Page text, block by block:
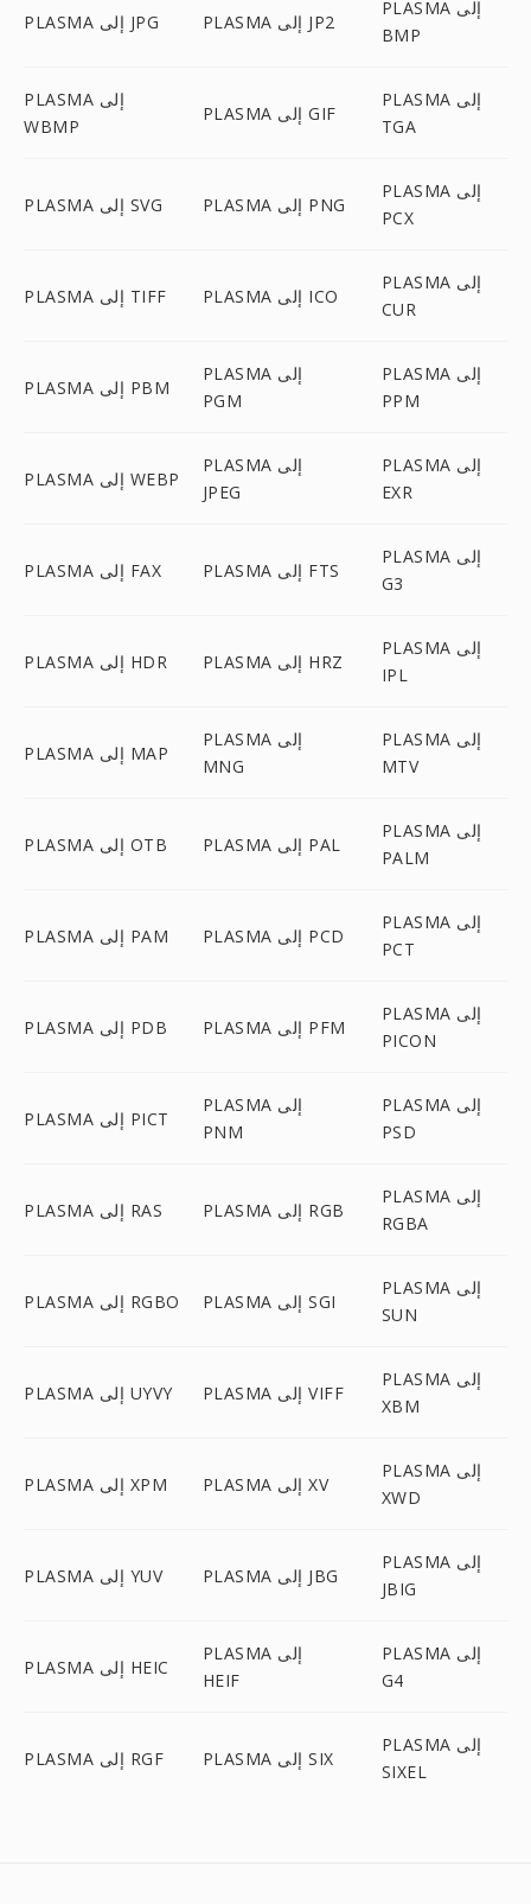
PLASMA إلى JPG PLASMA إلى JP2
PLASMA إلى
BMP
PLASMA إلى
WBMP
PLASMA إلى GIF
PLASMA إلى
TGA
PLASMA إلى SVG PLASMA إلى PNG
PLASMA إلى
PCX
PLASMA إلى TIFF PLASMA إلى ICO
PLASMA إلى
CUR
PLASMA إلى PBM
PLASMA إلى
PGM
PLASMA إلى
PPM
PLASMA إلى WEBP
PLASMA إلى
JPEG
PLASMA إلى
EXR
PLASMA إلى FAX PLASMA إلى FTS
PLASMA إلى
G3
PLASMA إلى HDR PLASMA إلى HRZ
PLASMA إلى
IPL
PLASMA إلى MAP
PLASMA إلى
MNG
PLASMA إلى
MTV
PLASMA إلى OTB PLASMA إلى PAL
PLASMA إلى
PALM
PLASMA إلى PAM PLASMA إلى PCD
PLASMA إلى
PCT
PLASMA إلى PDB PLASMA إلى PFM
PLASMA إلى
PICON
PLASMA إلى PICT
PLASMA إلى
PNM
PLASMA إلى
PSD
PLASMA إلى RAS PLASMA إلى RGB
PLASMA إلى
RGBA
PLASMA إلى RGBO PLASMA إلى SGI
PLASMA إلى
SUN
PLASMA إلى UYVY PLASMA إلى VIFF
PLASMA إلى
XBM
PLASMA إلى XPM PLASMA إلى XV
PLASMA إلى
XWD
PLASMA إلى YUV PLASMA إلى JBG
PLASMA إلى
JBIG
PLASMA إلى HEIC
PLASMA إلى
HEIF
PLASMA إلى
G4
PLASMA إلى RGF PLASMA إلى SIX
PLASMA إلى
SIXEL